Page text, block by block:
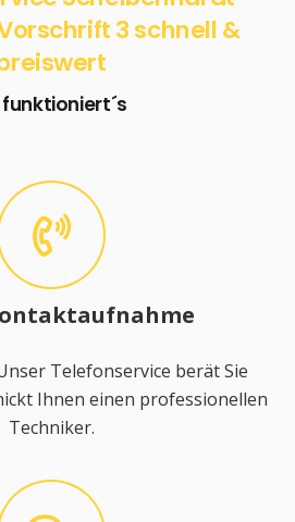
3 schnell &
funktioniert´s
Telefonservice berät Sie
Ihnen einen professionellen
Techniker.